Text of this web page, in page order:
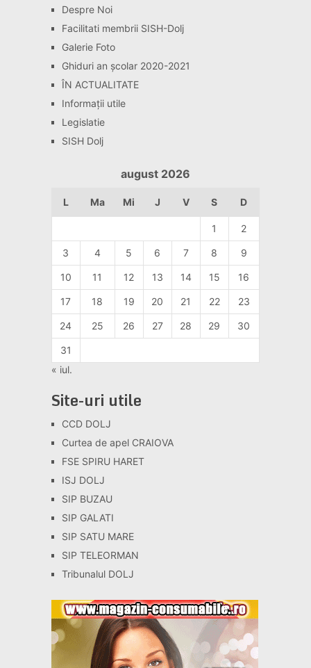
Despre Noi
Facilitati membrii SISH-Dolj
Galerie Foto
Ghiduri an școlar 2020-2021
ÎN ACTUALITATE
Informaţii utile
Legislatie
SISH Dolj
august 2026
L Ma Mi J V S D
1 2
3 4 5 6 7 8 9
10 11 12 13 14 15 16
17 18 19 20 21 22 23
24 25 26 27 28 29 30
31
« iul.
Site-uri utile
CCD DOLJ
Curtea de apel CRAIOVA
FSE SPIRU HARET
ISJ DOLJ
SIP BUZAU
SIP GALATI
SIP SATU MARE
SIP TELEORMAN
Tribunalul DOLJ